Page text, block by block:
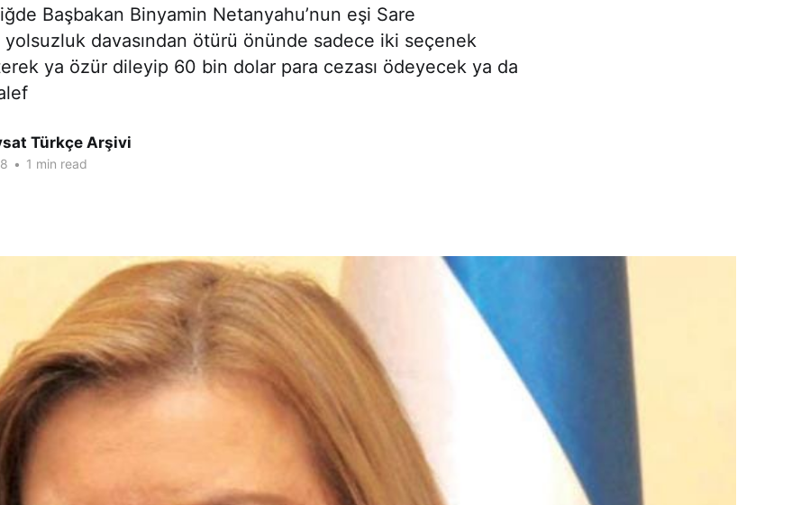
Başbakan Binyamin Netanyahu’nun eşi Sare
yolsuzluk davasından ötürü önünde sadece iki seçenek
ya özür dileyip 60 bin dolar para cezası ödeyecek ya da
Türkçe Arşivi
• 1 min read